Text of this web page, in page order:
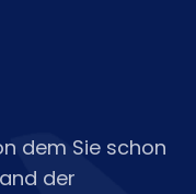
dem Sie schon
der